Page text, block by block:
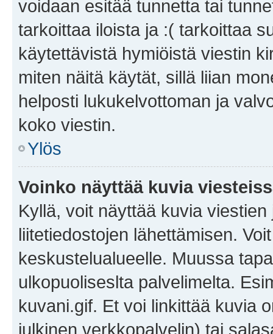
voidaan esitää tunnetta tai
tarkoittaa iloista ja :( tarkoittaa
käytettävistä hymiöistä viestin
miten näitä käytät, sillä liian
helposti lukukelvottoman ja
koko viestin.
Ylös
Voinko näyttää kuvia
Kyllä, voit näyttää kuvia
liitetiedostojen lähettämisen.
keskustelualueelle. Muussa
ulkopuoliseslta palvelimelta.
kuvani.gif. Et voi linkittää kuvia
julkinen verkkopalvelin) tai